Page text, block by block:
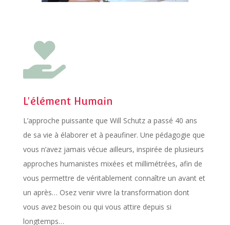

L'élément Humain
L’approche puissante que Will Schutz a passé 40 ans
de sa vie à élaborer et à peaufiner. Une pédagogie que
vous n’avez jamais vécue ailleurs, inspirée de plusieurs
approches humanistes mixées et millimétrées, afin de
vous permettre de véritablement connaître un avant et
un après… Osez venir vivre la transformation dont
vous avez besoin ou qui vous attire depuis si
longtemps…